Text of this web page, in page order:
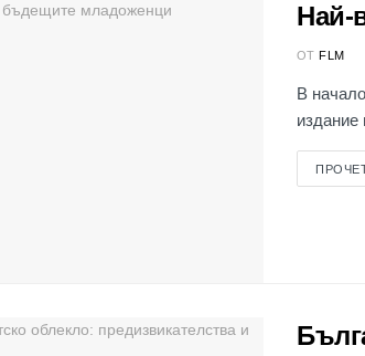
Най-
ОТ FLM
В
издание